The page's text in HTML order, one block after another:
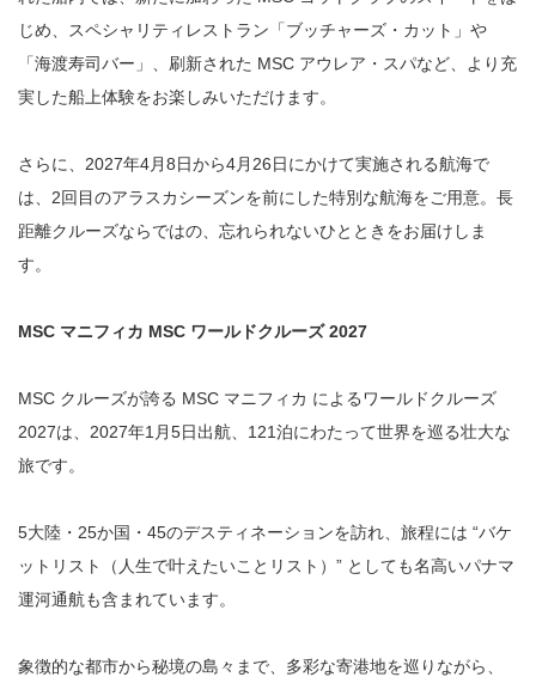
じめ、スペシャリティレストラン「ブッチャーズ・カット」や
「海渡寿司バー」、刷新された MSC アウレア・スパなど、より充
実した船上体験をお楽しみいただけます。
さらに、2027年4月8日から4月26日にかけて実施される航海で
は、2回目のアラスカシーズンを前にした特別な航海をご用意。長
距離クルーズならではの、忘れられないひとときをお届けしま
す。
MSC マニフィカ MSC ワールドクルーズ 2027
MSC クルーズが誇る MSC マニフィカ によるワールドクルーズ
2027は、2027年1月5日出航、121泊にわたって世界を巡る壮大な
旅です。
5大陸・25か国・45のデスティネーションを訪れ、旅程には “バケ
ットリスト（人生で叶えたいことリスト）” としても名高いパナマ
運河通航も含まれています。
象徴的な都市から秘境の島々まで、多彩な寄港地を巡りながら、